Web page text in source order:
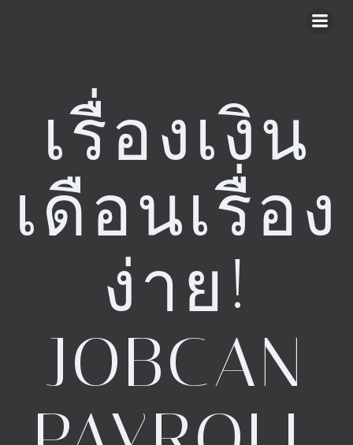
เรื่องเงิน
เดือนเรื่อง
ง่าย!
JOBCAN